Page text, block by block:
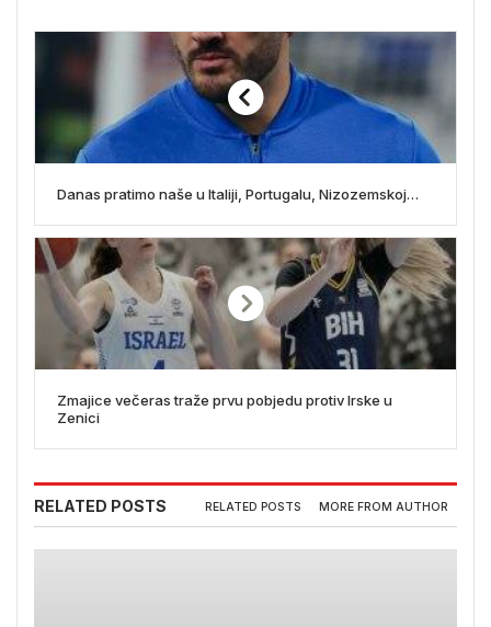
Danas pratimo naše u Italiji, Portugalu, Nizozemskoj…
Zmajice večeras traže prvu pobjedu protiv Irske u
Zenici
RELATED POSTS RELATED POSTS MORE FROM AUTHOR